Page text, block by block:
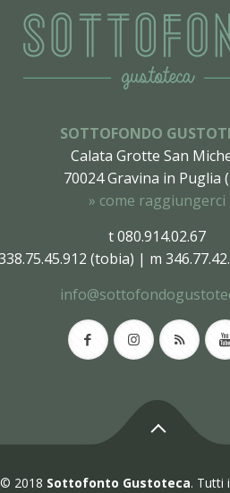
SOTTOFONDO
Calata Grotte San
70024 Gravina in Puglia
» come raggiungerci
t 080.914.02.67
(tobia) | m
© 2018 Sottofonto Gustoteca. Tutti